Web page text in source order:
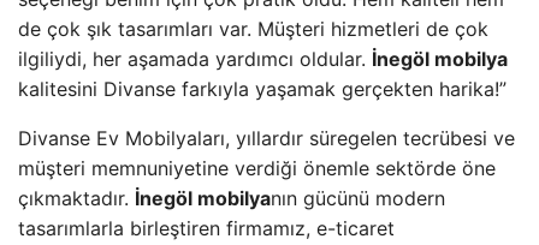
de çok şık tasarımları var. Müşteri hizmetleri de çok
ilgiliydi, her aşamada yardımcı oldular. İnegöl mobilya
kalitesini Divanse farkıyla yaşamak gerçekten harika!”
Divanse Ev Mobilyaları, yıllardır süregelen tecrübesi ve
müşteri memnuniyetine verdiği önemle sektörde öne
çıkmaktadır. İnegöl mobilyanın gücünü modern
tasarımlarla birleştiren firmamız, e-ticaret